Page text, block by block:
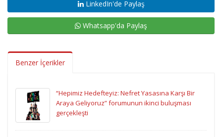
LinkedIn'de Paylaş
Whatsapp'da Paylaş
Benzer İçerikler
“Hepimiz Hedefteyiz: Nefret Yasasına Karşı Bir
Araya Geliyoruz” forumunun ikinci buluşması
gerçekleşti